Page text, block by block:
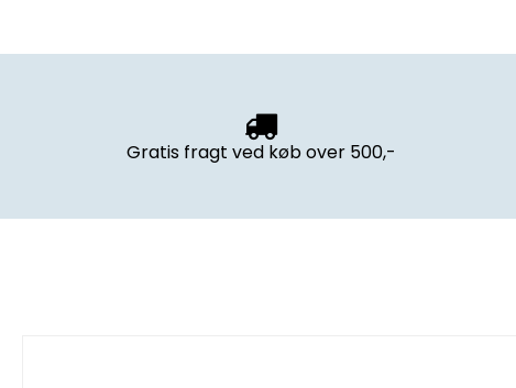
Gratis fragt ved køb over 500,-